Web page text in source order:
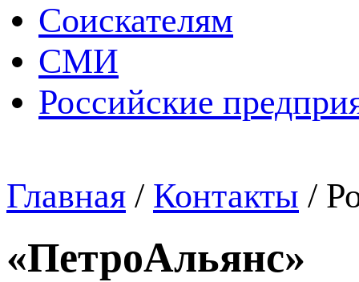
Соискателям
СМИ
Российские
Главная / Контакты /
«ПетроАльянс»